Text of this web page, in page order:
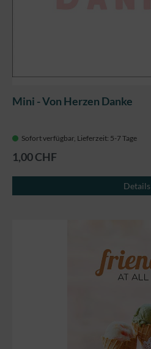
Mini - Von Herzen Danke
Sofort verfügbar, Lieferzeit: 5-7 Tage
1,00 CHF
Details